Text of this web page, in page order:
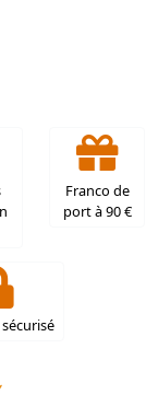
Franco de
port à 90 €